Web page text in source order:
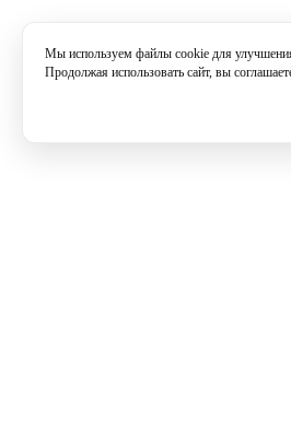
Мы используем файлы cookie для
Продолжая использовать сайт, вы